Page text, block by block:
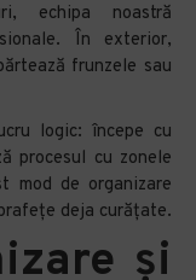
echipa noastră
În exterior,
frunzele sau
logic: începe cu
procesul cu zonele
mod de organizare
deja curățate.
și